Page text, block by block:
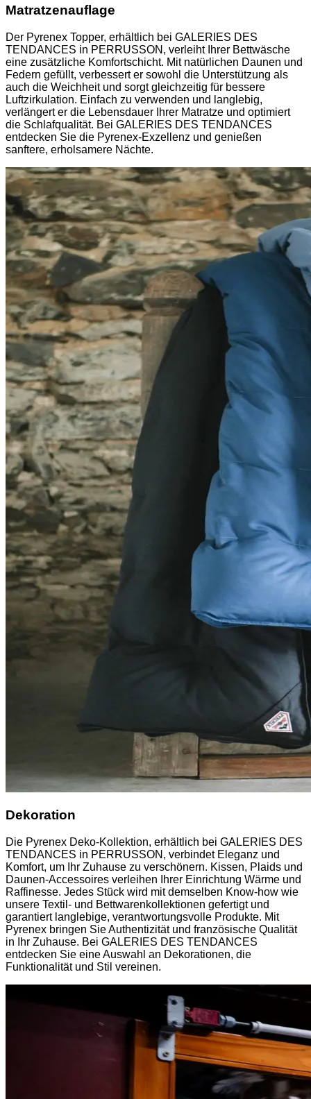
Matratzenauflage
Der Pyrenex Topper, erhältlich bei GALERIES DES
TENDANCES in PERRUSSON, verleiht Ihrer Bettwäsche
eine zusätzliche Komfortschicht. Mit natürlichen Daunen und
Federn gefüllt, verbessert er sowohl die Unterstützung als
auch die Weichheit und sorgt gleichzeitig für bessere
Luftzirkulation. Einfach zu verwenden und langlebig,
verlängert er die Lebensdauer Ihrer Matratze und optimiert
die Schlafqualität. Bei GALERIES DES TENDANCES
entdecken Sie die Pyrenex-Exzellenz und genießen
sanftere, erholsamere Nächte.
Dekoration
Die Pyrenex Deko-Kollektion, erhältlich bei GALERIES DES
TENDANCES in PERRUSSON, verbindet Eleganz und
Komfort, um Ihr Zuhause zu verschönern. Kissen, Plaids und
Daunen-Accessoires verleihen Ihrer Einrichtung Wärme und
Raffinesse. Jedes Stück wird mit demselben Know-how wie
unsere Textil- und Bettwarenkollektionen gefertigt und
garantiert langlebige, verantwortungsvolle Produkte. Mit
Pyrenex bringen Sie Authentizität und französische Qualität
in Ihr Zuhause. Bei GALERIES DES TENDANCES
entdecken Sie eine Auswahl an Dekorationen, die
Funktionalität und Stil vereinen.